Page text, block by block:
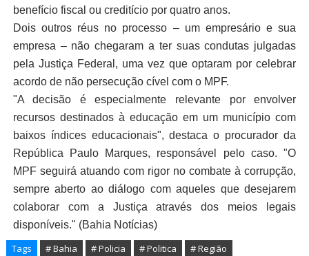
benefício fiscal ou creditício por quatro anos.
Dois outros réus no processo – um empresário e sua
empresa – não chegaram a ter suas condutas julgadas
pela Justiça Federal, uma vez que optaram por celebrar
acordo de não persecução cível com o MPF.
"A decisão é especialmente relevante por envolver
recursos destinados à educação em um município com
baixos índices educacionais", destaca o procurador da
República Paulo Marques, responsável pelo caso. "O
MPF seguirá atuando com rigor no combate à corrupção,
sempre aberto ao diálogo com aqueles que desejarem
colaborar com a Justiça através dos meios legais
disponíveis." (Bahia Notícias)
Tags # Bahia # Policia # Politica # Região